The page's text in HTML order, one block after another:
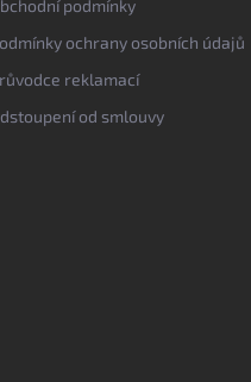
podmínky
ochrany osobních údajů
reklamací
od smlouvy